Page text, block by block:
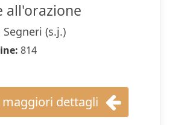
all'orazione
Segneri (s.j.)
814
maggiori dettagli